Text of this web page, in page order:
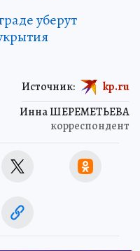
уберут
Инна ШЕРЕМЕТЬЕВА
корреспондент
Источник: kp.ru